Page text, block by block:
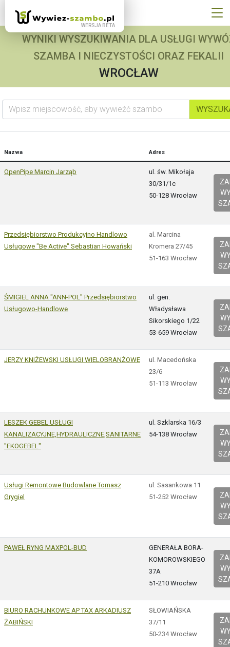
WYNIKI WYSZUKIWANIA DLA USŁUGI
SZAMBA I NIECZYSTOŚCI ORAZ FEKALII
WROCŁAW
Wpisz miejscowość, aby wywieźć szambo
Nazwa Adres
OpenPipe Marcin Jarząb
ul. św. Mikołaja
30/31/1c
50-128 Wrocław
Przedsiębiorstwo Produkcyjno Handlowo
Usługowe "Be Active" Sebastian Howański
al. Marcina
Kromera 27/45
51-163 Wrocław
ŚMIGIEL ANNA "ANN-POL" Przedsiębiorstwo
Usługowo-Handlowe
ul. gen.
Władysława
Sikorskiego 1/22
53-659 Wrocław
JERZY KNIŻEWSKI USŁUGI WIELOBRANŻOWE
ul. Macedońska
23/6
51-113 Wrocław
LESZEK GEBEL USŁUGI
KANALIZACYJNE,HYDRAULICZNE,SANITARNE
"EKOGEBEL"
ul. Szklarska 16/3
54-138 Wrocław
Usługi Remontowe Budowlane Tomasz
Grygiel
ul. Sasankowa 11
51-252 Wrocław
PAWEŁ RYNG MAXPOL-BUD
GENERAŁA BORA-
KOMOROWSKIEGO
37A
51-210 Wrocław
BIURO RACHUNKOWE AP TAX ARKADIUSZ
ŻABIŃSKI
SŁOWIAŃSKA
37/11
50-234 Wrocław